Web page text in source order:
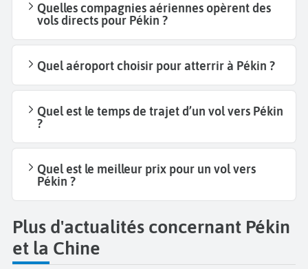
Quelles compagnies aériennes opèrent des
vols directs pour Pékin ?
Quel aéroport choisir pour atterrir à Pékin ?
Quel est le temps de trajet d’un vol vers Pékin
?
Quel est le meilleur prix pour un vol vers
Pékin ?
Plus d'actualités concernant Pékin
et la Chine